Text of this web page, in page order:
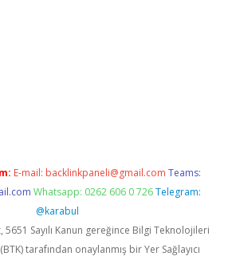
E-mail: backlinkpaneli@gmail.com Teams:
Whatsapp: 0262 606 0 726 Telegram:
@karabul
5651 Sayılı Kanun gereğince Bilgi Teknolojileri
tarafından onaylanmış bir Yer Sağlayıcı